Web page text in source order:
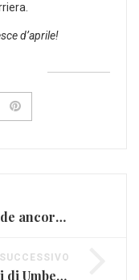
d’aprile!
Classifiche: Depeche Mode ancora primi; svanito l’effetto Sanremo
SUCCESSIVO
Le dieci più belle canzoni di Umberto Tozzi